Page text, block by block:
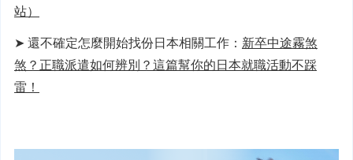
站）
➤ 還不確定怎麼開始找份日本相關工作： 新卒中途霧煞
煞？正職派遣如何辨別？這篇幫你的日本就職活動不踩
雷！